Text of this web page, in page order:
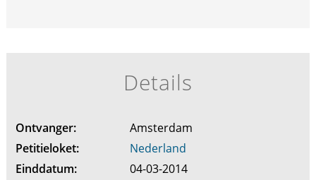
Details
Ontvanger:
Amsterdam
Petitieloket:
Nederland
Einddatum:
04-03-2014